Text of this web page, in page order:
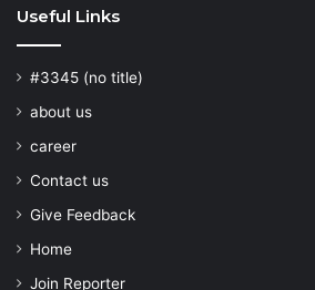
Useful Links
#3345 (no title)
about us
career
Contact us
Give Feedback
Home
Join Reporter